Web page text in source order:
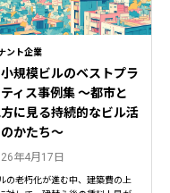
ント企業
規模ビルのベストプラ
ィス事例集 ～都市と
に見る持続的なビル活
かたち～
年4月17日
の老朽化が進む中、建築費の上